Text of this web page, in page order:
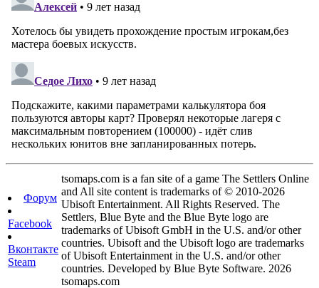
Форум
Facebook
Вконтакте
Steam
tsomaps.com is a fan site of a game The Settlers Online
and All site content is trademarks of © 2010-2026
Ubisoft Entertainment. All Rights Reserved. The
Settlers, Blue Byte and the Blue Byte logo are
trademarks of Ubisoft GmbH in the U.S. and/or other
countries. Ubisoft and the Ubisoft logo are trademarks
of Ubisoft Entertainment in the U.S. and/or other
countries. Developed by Blue Byte Software. 2026
tsomaps.com